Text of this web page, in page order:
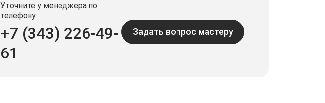
Уточните у менеджера по
телефону
+7 (343) 226-49-
61
Задать вопрос мастеру